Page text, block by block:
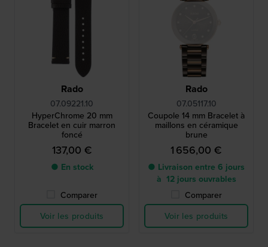
Rado
07.09221.10
HyperChrome 20 mm
Bracelet en cuir marron
foncé
137,00 €
● En stock
Comparer
Voir les produits
Rado
07.05117.10
Coupole 14 mm Bracelet à
maillons en céramique
brune
1 656,00 €
● Livraison entre 6 jours
à 12 jours ouvrables
Comparer
Voir les produits